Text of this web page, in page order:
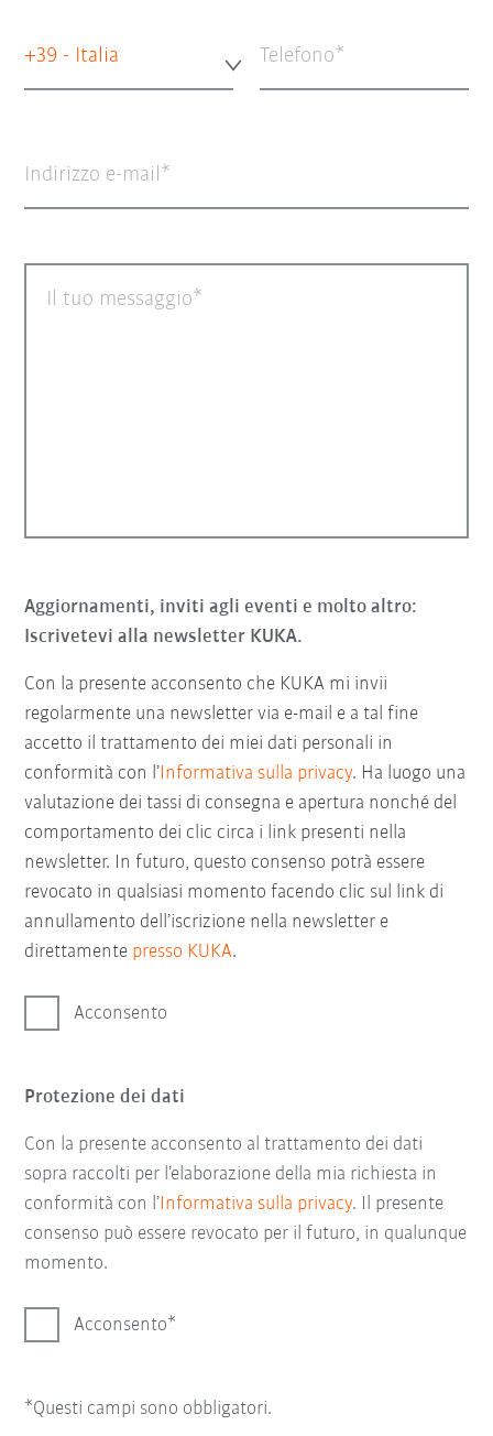
+39 - Italia Telefono
Indirizzo e-mail
Il tuo messaggio
Aggiornamenti, inviti agli eventi e molto altro:
Iscrivetevi alla newsletter KUKA.
Con la presente acconsento che KUKA mi invii
regolarmente una newsletter via e-mail e a tal fine
accetto il trattamento dei miei dati personali in
conformità con l’Informativa sulla privacy. Ha luogo una
valutazione dei tassi di consegna e apertura nonché del
comportamento dei clic circa i link presenti nella
newsletter. In futuro, questo consenso potrà essere
revocato in qualsiasi momento facendo clic sul link di
annullamento dell’iscrizione nella newsletter e
direttamente presso KUKA.
Acconsento
Protezione dei dati
Con la presente acconsento al trattamento dei dati
sopra raccolti per l’elaborazione della mia richiesta in
conformità con l’Informativa sulla privacy. Il presente
consenso può essere revocato per il futuro, in qualunque
momento.
Acconsento
*Questi campi sono obbligatori.